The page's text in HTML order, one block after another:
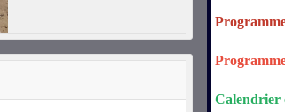
Calendrier